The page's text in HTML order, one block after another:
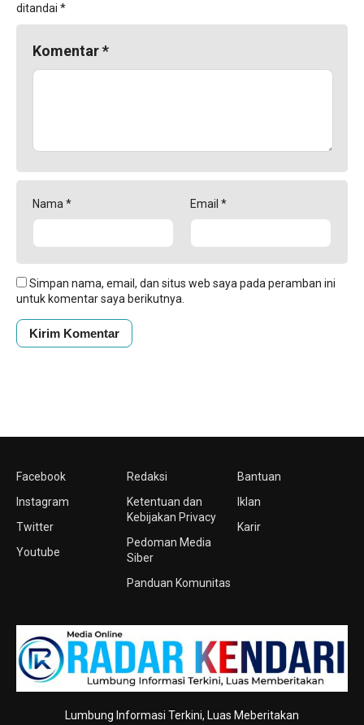
ditandai *
Komentar*
Nama * Email *
Simpan nama, email, dan situs web saya pada peramban ini
untuk komentar saya berikutnya.
Facebook
Instagram
Twitter
Youtube
Redaksi
Ketentuan dan
Kebijakan Privacy
Pedoman Media
Siber
Panduan Komunitas
Bantuan
Iklan
Karir
Lumbung Informasi Terkini, Luas Meberitakan